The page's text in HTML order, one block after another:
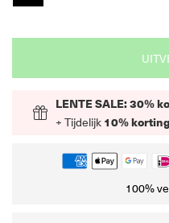
LENTE SALE: 30%
+ Tijdelijk 10% korting
100%